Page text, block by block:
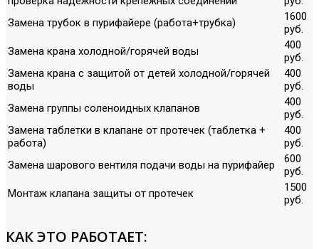
Замена трубок в пурифайере (работа+трубка)
1600
руб.
Замена крана холодной/горячей воды
400
руб.
Замена крана с защитой от детей холодной/горячей
воды
400
руб.
Замена группы соленоидных клапанов
400
руб.
Замена таблетки в клапане от протечек (таблетка +
работа)
400
руб.
Замена шарового вентиля подачи воды на пурифайер
600
руб.
Монтаж клапана защиты от протечек
1500
руб.
КАК ЭТО РАБОТАЕТ: